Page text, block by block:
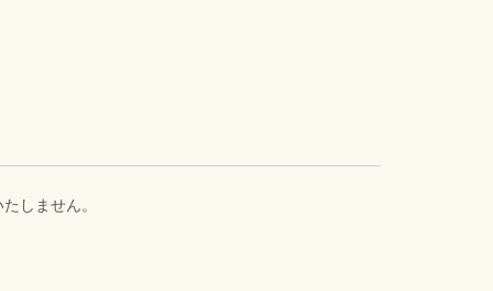
しません。